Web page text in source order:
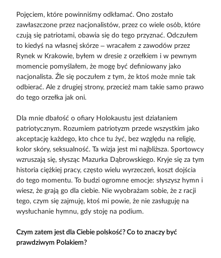
Pojęciem, które powinniśmy odkłamać. Ono zostało
zawłaszczone przez nacjonalistów, przez co wiele osób, które
czują się patriotami, obawia się do tego przyznać. Odczułem
to kiedyś na własnej skórze – wracałem z zawodów przez
Rynek w Krakowie, byłem w dresie z orzełkiem i w pewnym
momencie pomyślałem, że mogę być definiowany jako
nacjonalista. Źle się poczułem z tym, że ktoś może mnie tak
odbierać. Ale z drugiej strony, przecież mam takie samo prawo
do tego orzełka jak oni.
Dla mnie dbałość o ofiary Holokaustu jest działaniem
patriotycznym. Rozumiem patriotyzm przede wszystkim jako
akceptację każdego, kto chce tu żyć, bez względu na religię,
kolor skóry, seksualność. Ta wizja jest mi najbliższa. Sportowcy
wzruszają się, słysząc Mazurka Dąbrowskiego. Kryje się za tym
historia ciężkiej pracy, często wielu wyrzeczeń, koszt dojścia
do tego momentu. To budzi ogromne emocje: słyszysz hymn i
wiesz, że grają go dla ciebie. Nie wyobrażam sobie, że z racji
tego, czym się zajmuję, ktoś mi powie, że nie zasługuję na
wysłuchanie hymnu, gdy stoję na podium.
Czym zatem jest dla Ciebie polskość? Co to znaczy być
prawdziwym Polakiem?